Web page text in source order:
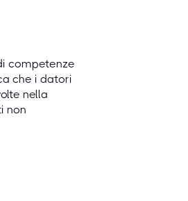
competenze
che i datori
nella
non